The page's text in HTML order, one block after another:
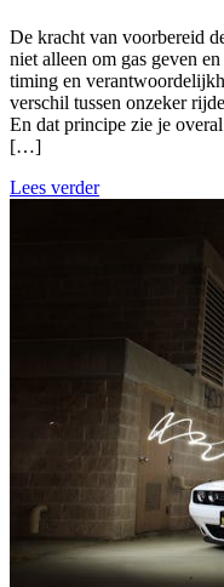
De kracht van voorbereid
niet alleen om gas geven
timing en
verschil tussen onzeker
En dat principe zie je
[…]
Lees verder